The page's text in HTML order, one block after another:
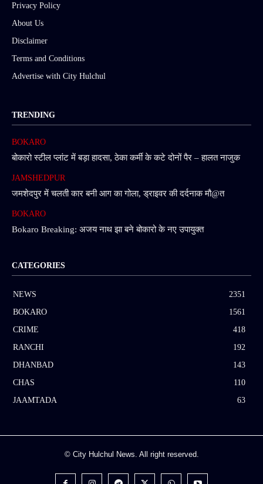
Privacy Policy
About Us
Disclaimer
Terms and Conditions
Advertise with City Hulchul
TRENDING
BOKARO
बोकारो स्टील प्लांट में बड़ा हादसा, ठेका कर्मी के कटे दोनों पैर – हालत नाजुक
JAMSHEDPUR
जमशेदपुर में चलती कार बनी आग का गोला, ड्राइवर की दर्दनाक मौ@त
BOKARO
Bokaro Breaking: अजय नाथ झा बने बोकारो के नए उपायुक्त
CATEGORIES
NEWS
2351
BOKARO
1561
CRIME
418
RANCHI
192
DHANBAD
143
CHAS
110
JAAMTADA
63
© City Hulchul News. All right reserved.